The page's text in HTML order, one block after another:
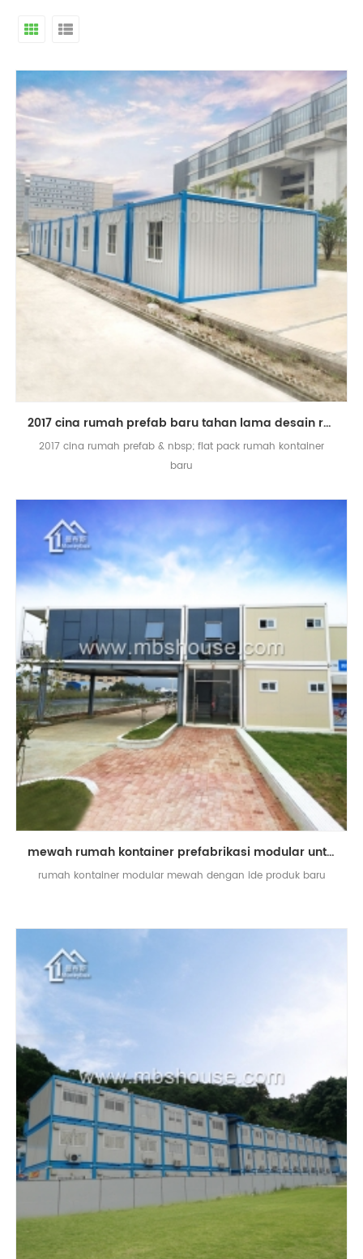
2017 cina rumah prefab baru tahan lama desain rumah kontainer prefab datar pack
2017 cina rumah prefab & nbsp; flat pack rumah kontainer
baru
mewah rumah kontainer prefabrikasi modular untuk dijual ide produk baru 2018
rumah kontainer modular mewah dengan ide produk baru